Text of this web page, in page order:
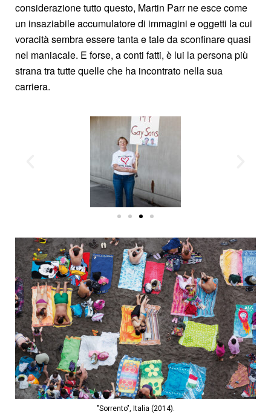
considerazione tutto questo, Martin Parr ne esce come
un insaziabile accumulatore di immagini e oggetti la cui
voracità sembra essere tanta e tale da sconfinare quasi
nel maniacale. E forse, a conti fatti, è lui la persona più
strana tra tutte quelle che ha incontrato nella sua
carriera.
"Sorrento", Italia (2014).